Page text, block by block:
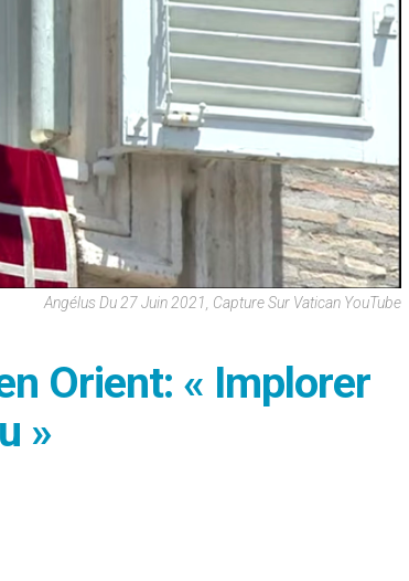
Angélus Du 27 Juin 2021, Capture Sur Vatican YouTube
Orient: « Implorer
»